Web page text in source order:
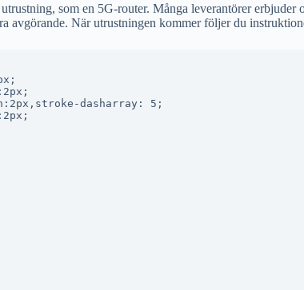
som en 5G-router. Många leverantörer
avgörande. När utrustningen kommer följer du
dasharray: 5;